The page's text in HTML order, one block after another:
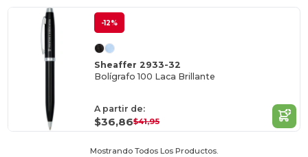
-12%
Sheaffer 2933-32
Bolígrafo 100 Laca Brillante
A partir de:
$36,86$41,95
Mostrando Todos Los Productos.